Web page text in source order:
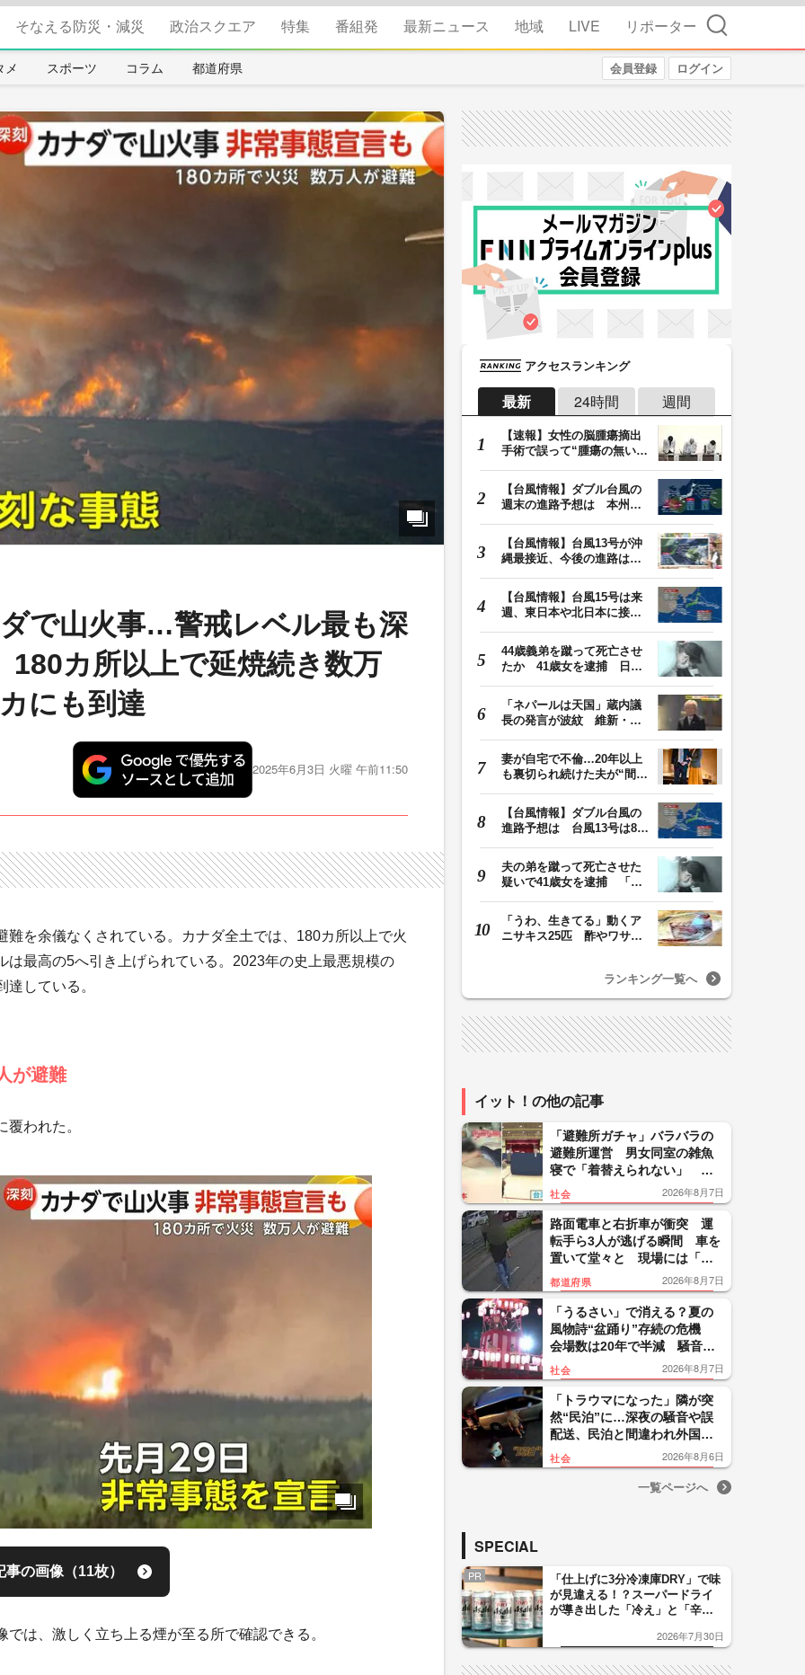
そなえる防災・減災 政治スクエア 特集 番組発 最新ニュース 地域 LIVE リポーター 検索
メ スポーツ コラム 都道府県 会員登録 ログイン
で山火事…警戒レベル最も深
カ所以上で延焼続き数万
にも到達
2025年6月3日 火曜 午前11:50
を余儀なくされている。カナダ全土では、180カ所以上で火
最高の5へ引き上げられている。2023年の史上最悪規模の
している。
が避難
われた。
事の画像（11枚）
は、激しく立ち上る煙が至る所で確認できる。
アクセスランキング
最新 24時間 週間
【速報】女性の脳腫瘍摘出
手術で誤って“腫瘍の無い部
【台風情報】ダブル台風の
週末の進路予想は 本州は
【台風情報】台風13号が沖
縄最接近、今後の進路は？
【台風情報】台風15号は来
週、東日本や北日本に接近
44歳義弟を蹴って死亡させ
たか 41歳女を逮捕 日頃
「ネパールは天国」蔵内議
長の発言が波紋 維新・吉
妻が自宅で不倫…20年以上
も裏切られ続けた夫が“間
【台風情報】ダブル台風の
進路予想は 台風13号は8日
夫の弟を蹴って死亡させた
疑いで41歳女を逮捕 「生
「うわ、生きてる」動くア
ニサキス25匹 酢やワサビ
ランキング一覧へ
イット！の他の記事
「避難所ガチャ」バラバラの
避難所運営 男女同室の雑魚
寝で「着替えられない」 海
外では当日にテント設置の制
度設計【令和8年熊本地震】
社会 2026年8月7日
路面電車と右折車が衝突 運
転手ら3人が逃げる瞬間 車を
置いて堂々と 現場には「右
折禁止」看板も 鹿児島市
都道府県 2026年8月7日
「うるさい」で消える？夏の
風物詩“盆踊り”存続の危機
会場数は20年で半減 騒音対
策で“サイレント盆ダンス”も
社会 2026年8月7日
「トラウマになった」隣が突
然“民泊”に…深夜の騒音や誤
配送、民泊と間違われ外国人
客が玄関取り囲む 住民悲
鳴 東京・大田区
社会 2026年8月6日
一覧ページへ
SPECIAL
PR
「仕上げに3分冷凍庫DRY」で味
が見違える！？スーパードライ
が導き出した「冷え」と「辛
した「辛口カーブ」が飲み頃の
2026年7月30日